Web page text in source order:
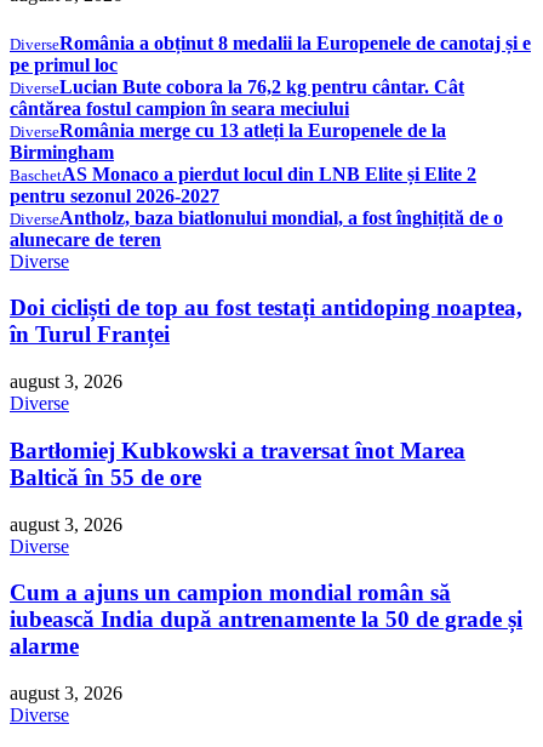
DiverseRomânia a obținut 8 medalii la Europenele de canotaj și e
pe primul loc
DiverseLucian Bute cobora la 76,2 kg pentru cântar. Cât
cântărea fostul campion în seara meciului
DiverseRomânia merge cu 13 atleți la Europenele de la
Birmingham
BaschetAS Monaco a pierdut locul din LNB Elite și Elite 2
pentru sezonul 2026-2027
DiverseAntholz, baza biatlonului mondial, a fost înghițită de o
alunecare de teren
Diverse
Doi cicliști de top au fost testați antidoping noaptea,
în Turul Franței
august 3, 2026
Diverse
Bartłomiej Kubkowski a traversat înot Marea
Baltică în 55 de ore
august 3, 2026
Diverse
Cum a ajuns un campion mondial român să
iubească India după antrenamente la 50 de grade și
alarme
august 3, 2026
Diverse